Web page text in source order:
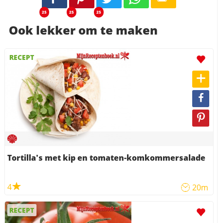
25 25 25
Ook lekker om te maken
RECEPT
Tortilla's met kip en tomaten-komkommersalade
4 20m
RECEPT